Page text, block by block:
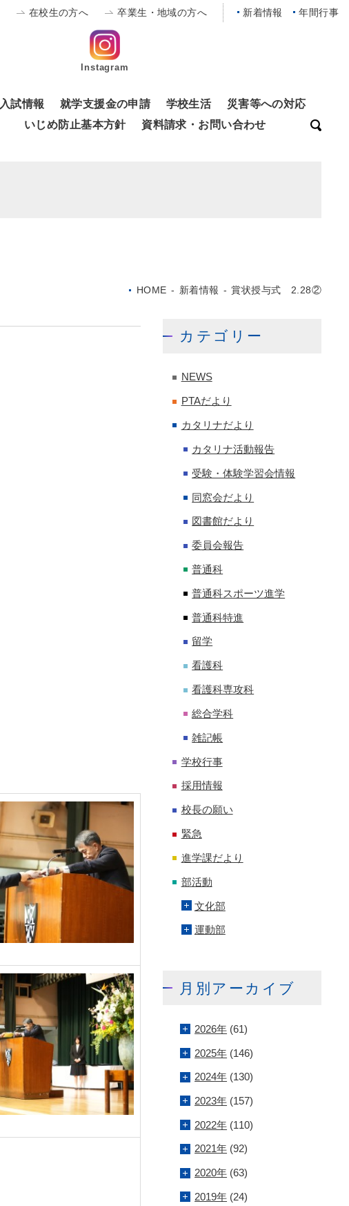
在校生の方へ 卒業生・地域の方へ 新着情報 年間行事
Instagram
入試情報 就学支援金の申請 学校生活
災害等への対応
いじめ防止基本方針
資料請求・お問い合わせ
HOME - 新着情報 - 賞状授与式 2.28②
カテゴリー
NEWS
PTAだより
カタリナだより
カタリナ活動報告
受験・体験学習会情報
同窓会だより
図書館だより
委員会報告
普通科
普通科スポーツ進学
普通科特進
留学
看護科
看護科専攻科
総合学科
雑記帳
学校行事
採用情報
校長の願い
緊急
進学課だより
部活動
文化部
運動部
月別アーカイブ
2026年 (61)
2025年 (146)
2024年 (130)
2023年 (157)
2022年 (110)
2021年 (92)
2020年 (63)
2019年 (24)